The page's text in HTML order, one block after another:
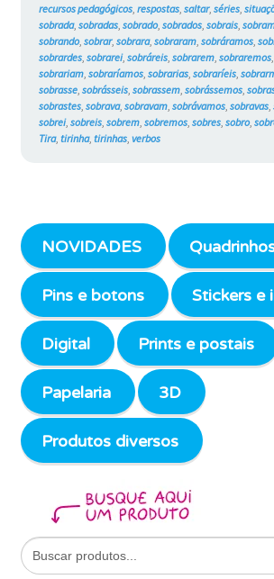
recursos pedagógicos, respostas, saltar, séries,
sobrada, sobradas, sobrado, sobrados, sobrais,
sobrando, sobrar, sobrara, sobraram, sobráramos,
sobrardes, sobrarei, sobráreis, sobrarem, sobraremos,
sobrariam, sobraríamos, sobrarias, sobraríeis,
sobrasse, sobrásseis, sobrassem, sobrássemos,
sobrastes, sobrava, sobravam, sobrávamos, sobravas,
sobrei, sobreis, sobrem, sobremos, sobres, sobro,
Tira, tirinha, tirinhas, verbos
NOVIDADES
Pins e botons Stickers e
Digital Prints e postais
Papelaria 3D
Produtos diversos
Search
for: